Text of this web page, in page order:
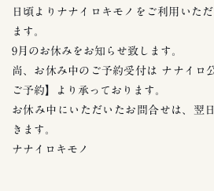
日頃よりナナイロキモノをご利用いた
ます。
9月のお休みをお知らせ致します。
尚、お休み中のご予約受付は ナナイロ
ご予約】より承っております。
お休み中にいただいたお問合せは、翌
きます。
ナナイロキモノ